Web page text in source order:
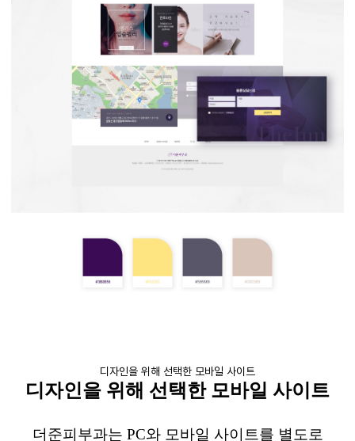
디자인을 위해 선택한 모바일 사이트
디자인을 위해 선택한 모바일 사이트
더준피부과는 PC와 모바일 사이트를 별도로